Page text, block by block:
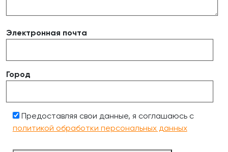
Электронная почта
Город
Предоставляя свои данные, я соглашаюсь с
политикой обработки персональных данных